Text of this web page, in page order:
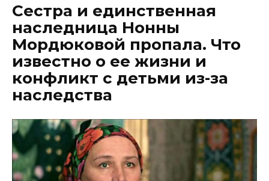
Сестра и единственная
наследница Нонны
Мордюковой пропала. Что
известно о ее жизни и
конфликт с детьми из-за
наследства